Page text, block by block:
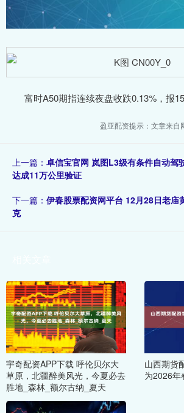
富时A50期指连续夜盘收跌0.13%，报
盈亚配资提示：文章来自
上一篇： 卓信宝官网 岚图L3级有条件自动驾
达成11万公里验证
下一篇： 伊春股票配资网平台 12月28日老庙
克
宇奇配资APP下载 呼伦贝尔大
草原，北疆醉美风光，今夏必去
胜地_森林_额尔古纳_夏天
山西期货
为2026年